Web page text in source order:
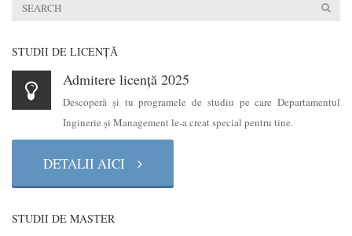
STUDII DE LICENŢĂ
Admitere licență 2025
Descoperă şi tu programele de studiu pe care Departamentul
Inginerie şi Management le-a creat special pentru tine.
DETALII AICI
STUDII DE MASTER